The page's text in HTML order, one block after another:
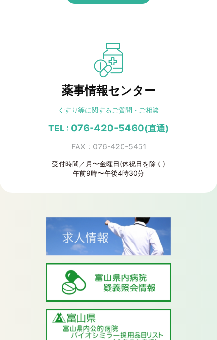
薬事情報センター
くすり等に関する ご質問・ご相談
TEL : 076-420-5460(直通)
FAX：076-420-5451
受付時間／月〜金曜日(休祝日を除く)
午前9時〜午後4時30分